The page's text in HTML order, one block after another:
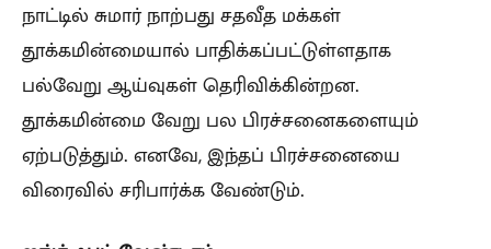
நாட்டில் சுமார் நாற்பது சதவீத மக்கள்
தூக்கமின்மையால் பாதிக்கப்பட்டுள்ளதாக
பல்வேறு ஆய்வுகள் தெரிவிக்கின்றன.
தூக்கமின்மை வேறு பல பிரச்சனைகளையும்
ஏற்படுத்தும். எனவே, இந்தப் பிரச்சனையை
விரைவில் சரிபார்க்க வேண்டும்.